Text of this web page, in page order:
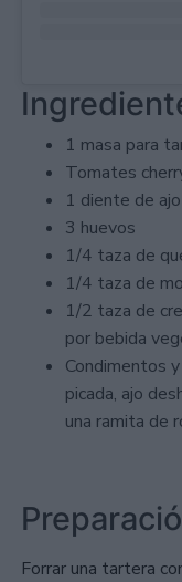
1 masa para
Tomates
1 diente de ajo
3 huevos
1/4 taza de
1/4 taza de
1/2 taza de
por bebida
Condimentos
picada, ajo
una ramita de
Forrar una tartera